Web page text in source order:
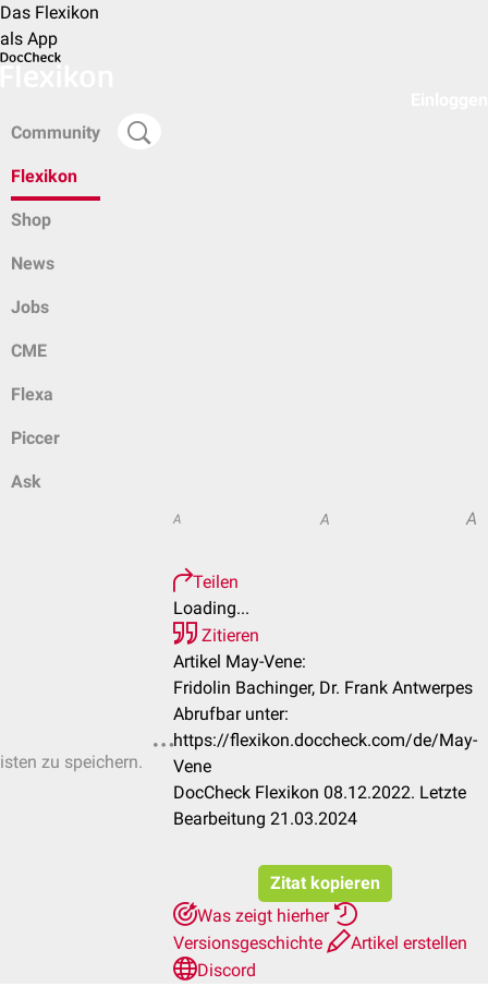
Das Flexikon
als App
Community
Flexikon
Shop
News
Jobs
CME
Flexa
Piccer
Ask
zu speichern.
A A A
Teilen
Loading...
Zitieren
Artikel May-Vene:
Fridolin Bachinger, Dr. Frank Antwerpes
Abrufbar unter:
https://flexikon.doccheck.com/de/May-
Vene
DocCheck Flexikon 08.12.2022. Letzte
Bearbeitung 21.03.2024
Zitat kopieren
Was zeigt hierher
Versionsgeschichte
Artikel erstellen
Discord